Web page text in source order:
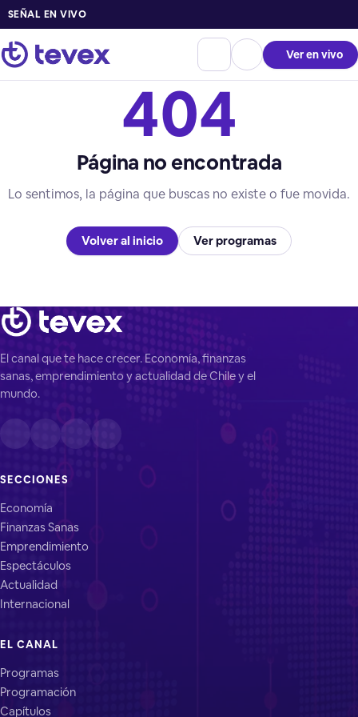
SEÑAL EN VIVO
Ver en vivo
404
Página no encontrada
Lo sentimos, la página que buscas no existe o fue movida.
Volver al inicio Ver programas
El canal que te hace crecer. Economía, finanzas
sanas, emprendimiento y actualidad de Chile y el
mundo.
SECCIONES
Economía
Finanzas Sanas
Emprendimiento
Espectáculos
Actualidad
Internacional
EL CANAL
Programas
Programación
Capítulos